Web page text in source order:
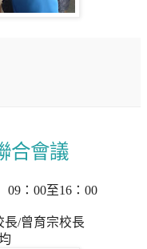
合會議
09 ：00至16 ：00
長/曾育宗校長